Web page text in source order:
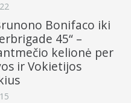
Bonifaco iki
45“ –
kelionė per
ir Vokietijos